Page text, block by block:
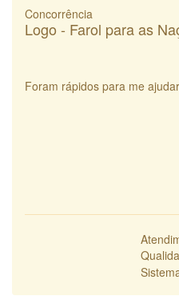
Concorrência
Logo - Farol para as
Foram rápidos para me